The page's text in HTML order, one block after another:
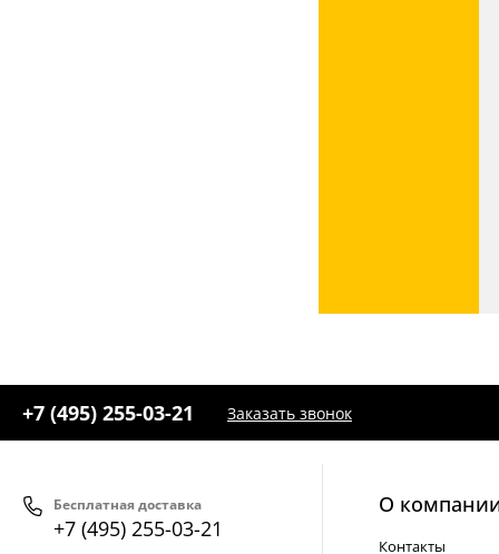
+7 (495) 255-03-21 Заказать звонок
Бесплатная доставка
+7 (495) 255-03-21
О
Контакты